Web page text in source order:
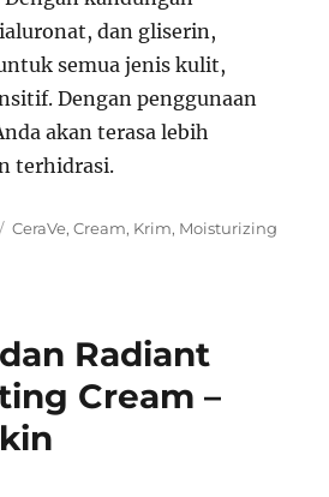
dan gliserin,
semua jenis kulit,
Dengan penggunaan
akan terasa lebih
terhidrasi.
Tags
CeraVe,Cream, Krim, Moisturizing
Radiant
Cream –